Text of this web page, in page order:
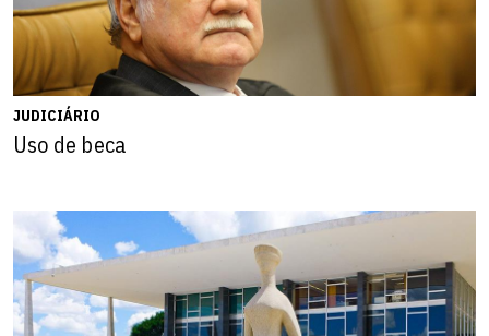
JUDICIÁRIO
Uso de beca